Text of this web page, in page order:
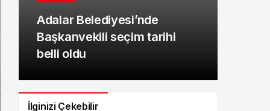
Adalar Belediyesi’nde
Başkanvekili seçim tarihi
belli oldu
İlginizi Çekebilir